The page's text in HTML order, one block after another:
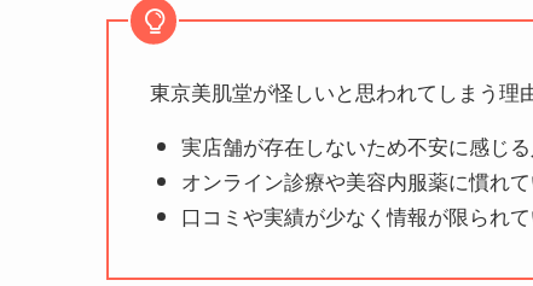
東京美肌堂が怪しいと思われてしまう理
実店舗が存在しないため不安に感じ
オンライン診療や美容内服薬に慣れ
口コミや実績が少なく情報が限られ